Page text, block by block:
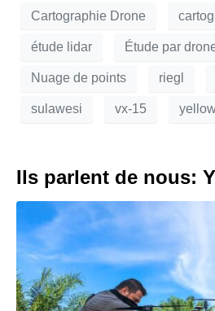
Cartographie Drone
étude lidar Étude par
Nuage de points riegl
sulawesi vx-15
Ils parlent de nous: